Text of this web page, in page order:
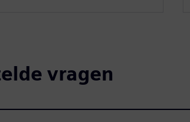
vragen